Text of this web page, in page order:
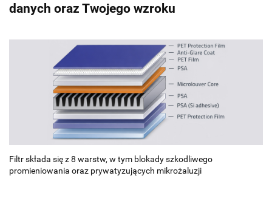
danych oraz Twojego wzroku
Filtr składa się z 8 warstw, w tym blokady szkodliwego
promieniowania oraz prywatyzujących mikrożaluzji